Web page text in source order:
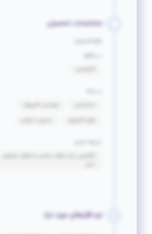
مشخصات تحصیلی
نرم افزارهای مورد نیاز